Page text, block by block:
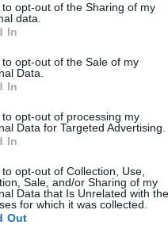
your visit or usage behaviour.
consent to Google and its
for below specified purposes
to opt-out of the Sharing of my
data.
In
to opt-out of the Sale of my
Data.
In
to opt-out of processing my
Data for Targeted Advertising.
In
opt-out of Collection, Use,
Sale, and/or Sharing of my
Data that Is Unrelated with the
for which it was collected.
Out
l'articolo
T
w
it
te
Pi
n
te
re
W
at
s
p
p
S
a
re
Articolo precedente
Prossimo articolo